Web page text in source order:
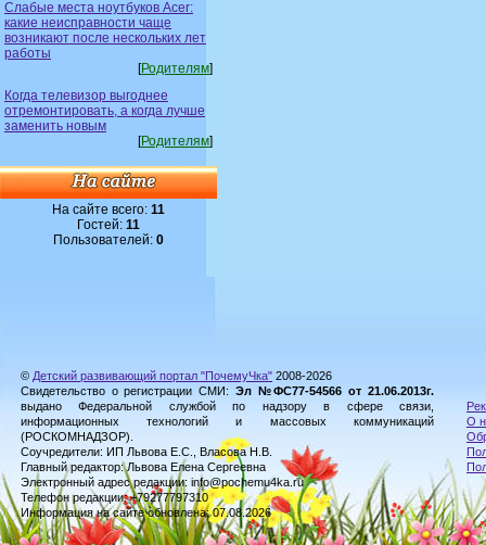
Слабые места ноутбуков Acer:
какие неисправности чаще
возникают после нескольких лет
работы
[Родителям]
Когда телевизор выгоднее
отремонтировать, а когда лучше
заменить новым
[Родителям]
На сайте всего: 11
Гостей: 11
Пользователей: 0
© Детский развивающий портал "ПочемуЧка" 2008-2026
Свидетельство о регистрации СМИ: Эл №ФС77-54566 от 21.06.2013г.
выдано Федеральной службой по надзору в сфере связи,
информационных технологий и массовых коммуникаций
(РОСКОМНАДЗОР).
Соучредители: ИП Львова Е.С., Власова Н.В.
Главный редактор: Львова Елена Сергеевна
Электронный адрес редакции: info@pochemu4ka.ru
Телефон редакции: +79277797310
Информация на сайте обновлена: 07.08.2026
О